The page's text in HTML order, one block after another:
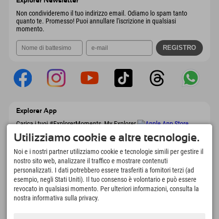
Non condivideremo il tuo indirizzo email. Odiamo lo spam tanto
quanto te. Promesso! Puoi annullare l'iscrizione in qualsiasi
momento.
Explorer App
Carica i tuoi #ExplorerMoments, My Explorer
lista dei desideri, panoramica dei ristoranti e
molto altro. Scaricalo subito!
È tempo di momenti da esploratore
166
Laghi di montagna e piscine
4.634km
Utilizziamo cookie e altre tecnologie.
Noi e i nostri partner utilizziamo cookie e tecnologie simili per gestire il
nostro sito web, analizzare il traffico e mostrare contenuti
personalizzati. I dati potrebbero essere trasferiti a fornitori terzi (ad
esempio, negli Stati Uniti). Il tuo consenso è volontario e può essere
revocato in qualsiasi momento. Per ulteriori informazioni, consulta la
nostra informativa sulla privacy.